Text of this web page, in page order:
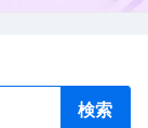
検索